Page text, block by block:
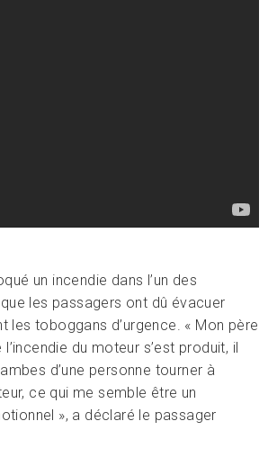
un incendie dans l’un des
les passagers ont dû évacuer
les toboggans d’urgence. « Mon père
du moteur s’est produit, il
d’une personne tourner à
ce qui me semble être un
», a déclaré le passager